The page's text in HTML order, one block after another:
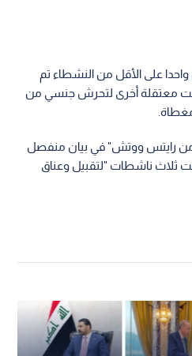
على الأقل من النشطاء تم
معتقلة أخرى لتحرش جنسي من
رايتس ووتش" في بيان منفصل
ثلاث ناشطات "لتقبيل وعناق